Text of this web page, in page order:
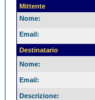
Mittente
Nome:
Email:
Destinatario
Nome:
Email:
Descrizione: